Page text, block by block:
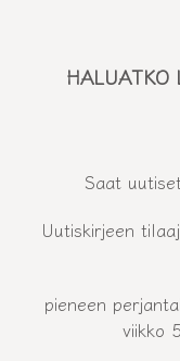
HALUATKO
Saat
Uutiskirjeen
pieneen
viikko